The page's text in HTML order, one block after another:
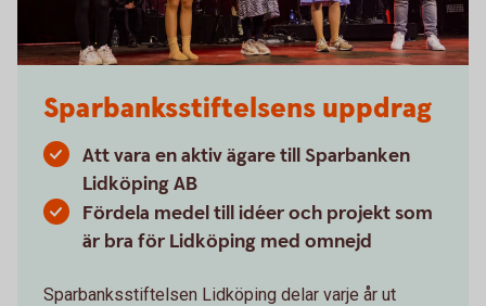
Sparbanksstiftelsens uppdrag
Att vara en aktiv ägare till Sparbanken
Lidköping AB
Fördela medel till idéer och projekt som
är bra för Lidköping med omnejd
Sparbanksstiftelsen Lidköping delar varje år ut